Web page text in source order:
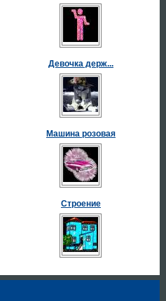
Девочка держ...
Машина розовая
Строение